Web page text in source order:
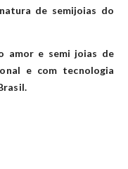
de semijoias do
amor e semi joias de
e com tecnologia